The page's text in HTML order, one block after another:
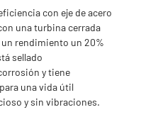
con eje de acero
una turbina cerrada
rendimiento un 20%
sellado
y tiene
una vida útil
y sin vibraciones.